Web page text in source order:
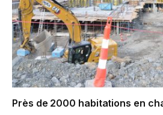
Près de 2000 habitations en